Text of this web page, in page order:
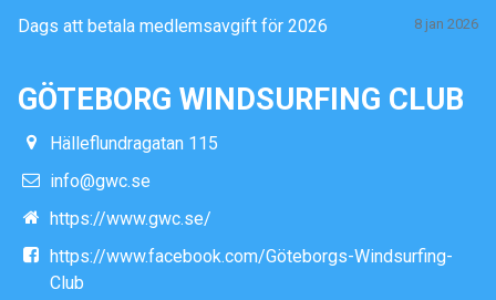
Dags att betala medlemsavgift för 2026 8 jan 2026
GÖTEBORG WINDSURFING CLUB
Hälleflundragatan 115
info@gwc.se
https://www.gwc.se/
https://www.facebook.com/Göteborgs-Windsurfing-
Club